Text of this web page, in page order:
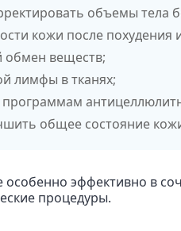
объемы тела
кожи после похудения
обмен веществ;
лимфы в тканях;
программам
общее состояние
эффективно в
процедуры.